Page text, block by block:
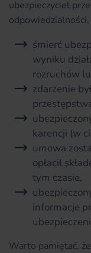
ubezpieczyciel
odpowiedzialności,
śmierć
wyniku
rozruchów
zdarzenie
karencji (w
umowa
opłacił
tym czasie,
informacje
Warto pamiętać,